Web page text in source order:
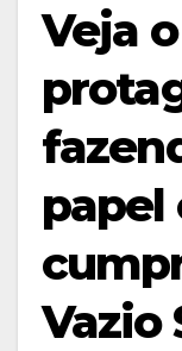
Veja o
papel
Vazio